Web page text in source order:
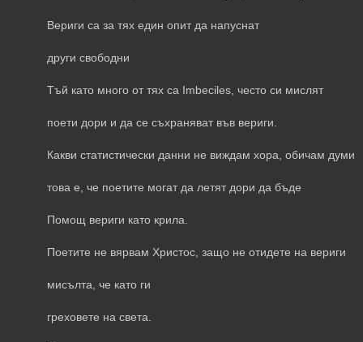
Вериги са за тях един опит да напуснат
други свободни
Тъй като много от тях са Imbeciles, често си мислят
поети дори и да се съхраняват във вериги.
Какви статистически данни не виждам хора, обичам думи
това е, че поетите могат да летят дори да бъде
Помощ вериги като крила.
Поетите не вярвам Христос, защо не отидете на вериги
мисълта, че като ги
греховете на света.